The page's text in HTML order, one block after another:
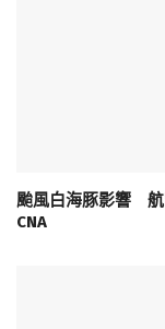
颱風白海豚影響 航
CNA